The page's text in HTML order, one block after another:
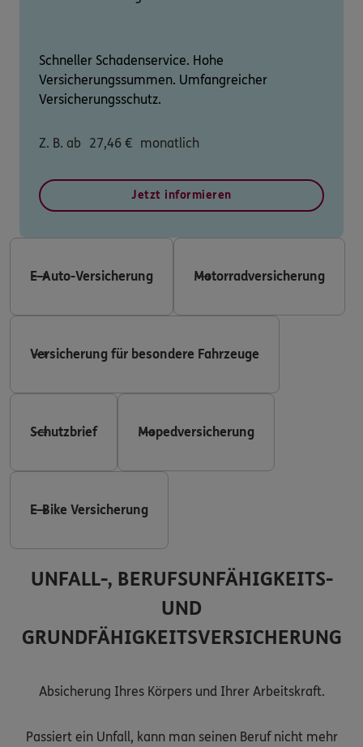
Schneller Schadenservice. Hohe
Versicherungssummen. Umfangreicher
Versicherungsschutz.
Z. B. ab 27,46 € monatlich
Jetzt informieren
E-Auto-Versicherung Motorradversicherung
Versicherung für besondere Fahrzeuge
Schutzbrief Mopedversicherung
E-Bike Versicherung
UNFALL-, BERUFSUNFÄHIGKEITS-
UND
GRUNDFÄHIGKEITSVERSICHERUNG
Absicherung Ihres Körpers und Ihrer Arbeitskraft.
Passiert ein Unfall, kann man seinen Beruf nicht mehr